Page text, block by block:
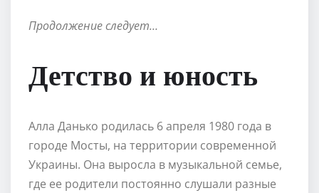
Продолжение следует…
Детство и юность
Алла Данько родилась 6 апреля 1980 года в
городе Мосты, на территории современной
Украины. Она выросла в музыкальной семье,
где ее родители постоянно слушали разные